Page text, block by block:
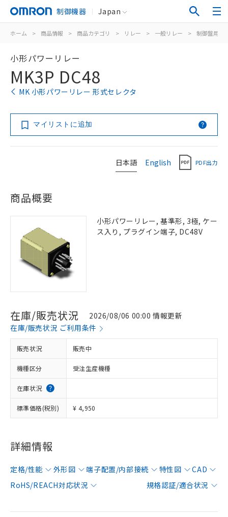
制御機器 Japan
ホーム > 商品情報 > 商品カテゴリ > リレー > 一般リレー > 制御盤用
小形パワーリレー
MK3P DC48
MK 小形パワーリレー 形式セレクタ
マイリストに追加
日本語 English PDF出力
商品概要
小形パワーリレー, 基準形, 3極, ケー
ス入り, プラグイン端子, DC48V
在庫/販売状況
2026/08/06 00:00 情報更新
在庫/販売状況 ご利用条件
販売状況 販売中
機種区分 受注生産機種
在庫状況
標準価格(税別) ¥ 4,950
詳細情報
定格/性能 外形図 端子配置/内部接続 特性図
CAD
RoHS/REACH対応状況
規格認証/適合状況